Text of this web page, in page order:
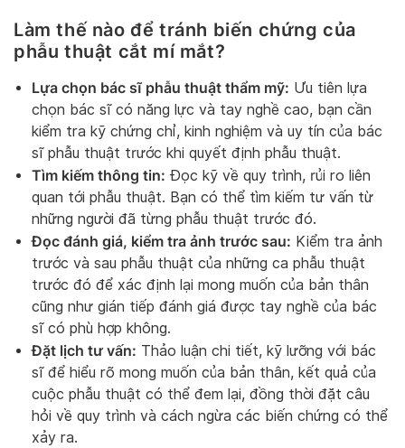
Làm thế nào để tránh biến chứng của
phẫu thuật cắt mí mắt?
Lựa chọn bác sĩ phẫu thuật thẩm mỹ: Ưu tiên lựa
chọn bác sĩ có năng lực và tay nghề cao, bạn cần
kiểm tra kỹ chứng chỉ, kinh nghiệm và uy tín của bác
sĩ phẫu thuật trước khi quyết định phẫu thuật.
Tìm kiếm thông tin: Đọc kỹ về quy trình, rủi ro liên
quan tới phẫu thuật. Bạn có thể tìm kiếm tư vấn từ
những người đã từng phẫu thuật trước đó.
Đọc đánh giá, kiểm tra ảnh trước sau: Kiểm tra ảnh
trước và sau phẫu thuật của những ca phẫu thuật
trước đó để xác định lại mong muốn của bản thân
cũng như gián tiếp đánh giá được tay nghề của bác
sĩ có phù hợp không.
Đặt lịch tư vấn: Thảo luận chi tiết, kỹ lưỡng với bác
sĩ để hiểu rõ mong muốn của bản thân, kết quả của
cuộc phẫu thuật có thể đem lại, đồng thời đặt câu
hỏi về quy trình và cách ngừa các biến chứng có thể
xảy ra.